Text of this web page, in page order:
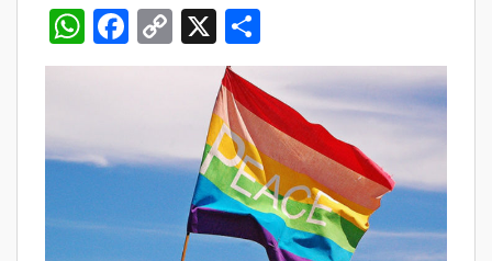
W
h
A
p
F
ac
o
k
C
o
Li
n
k
X
h
ar
e